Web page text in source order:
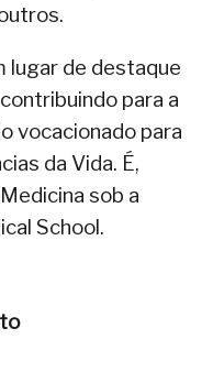
lugar de destaque
para a
vocacionado para
da Vida. É,
sob a
School.